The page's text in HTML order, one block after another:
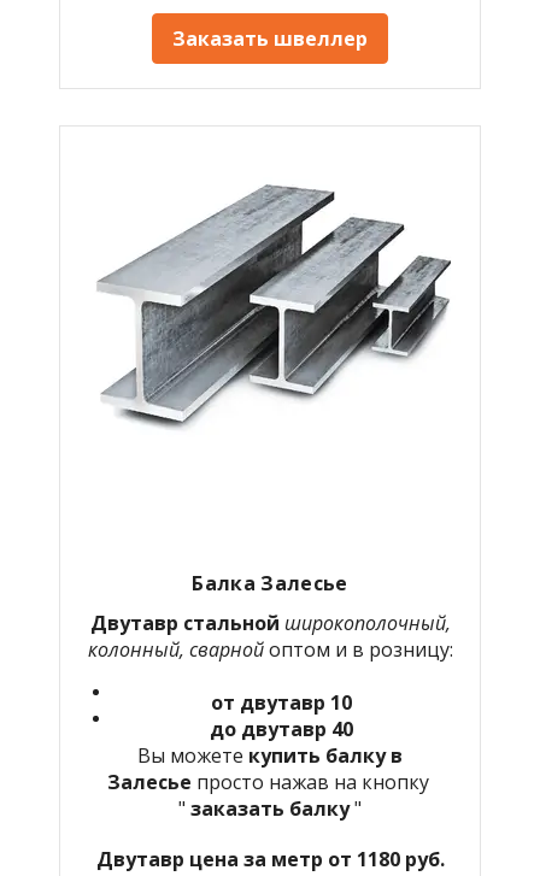
Заказать швеллер
Балка Залесье
Двутавр стальной широкополочный,
колонный, сварнойоптом и в розницу:
от двутавр 10
до двутавр 40
Вы можете купить балку в
Залесье просто нажав на кнопку
" заказать балку"
Двутавр цена за метр от 1180 руб.